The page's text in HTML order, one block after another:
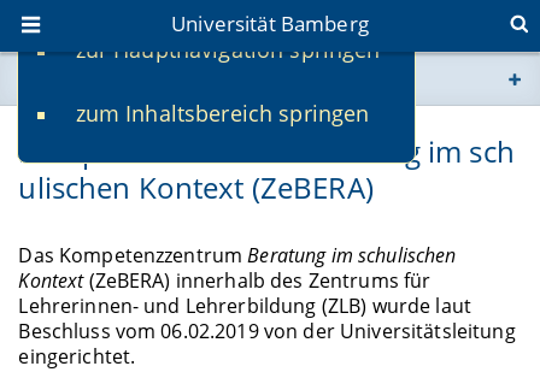
zur Hauptnavigation springen
zum Inhaltsbereich springen
Universität Bamberg
www.uni-bamberg.de
univis.uni-bamberg.de
fis.uni-bamberg.de
Kompetenzzentrum Beratung im sch
ulischen Kontext (ZeBERA)
Das KompetenzzentrumBeratung im schulischen
Kontext(ZeBERA) innerhalb des Zentrums für
Lehrerinnen- und Lehrerbildung (ZLB) wurde laut
Beschluss vom 06.02.2019 von der Universitätsleitung
eingerichtet.